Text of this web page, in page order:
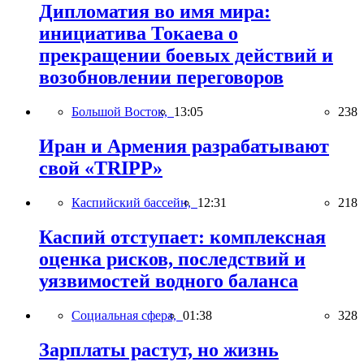
Дипломатия во имя мира:
инициатива Токаева о
прекращении боевых действий и
возобновлении переговоров
Большой Восток, 13:05 238
Иран и Армения разрабатывают
свой «TRIPP»
Каспийский бассейн, 12:31 218
Каспий отступает: комплексная
оценка рисков, последствий и
уязвимостей водного баланса
Социальная сфера, 01:38 328
Зарплаты растут, но жизнь